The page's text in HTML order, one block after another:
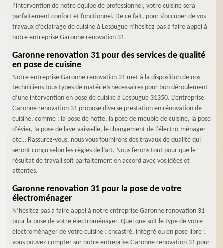
l’intervention de notre équipe de professionnel, votre cuisine sera
parfaitement confort et fonctionnel. De ce fait, pour s’occuper de vos
travaux d’éclairage de cuisine à Lespugue n’hésitez pas à faire appel à
notre entreprise Garonne renovation 31.
Garonne renovation 31 pour des services de qualité
en pose de cuisine
Notre entreprise Garonne renovation 31 met à la disposition de nos
techniciens tous types de matériels nécessaires pour bon déroulement
d’une intervention en pose de cuisine à Lespugue 31350. L’entreprise
Garonne renovation 31 propose diverse prestation en rénovation de
cuisine, comme : la pose de hotte, la pose de meuble de cuisine, la pose
d’évier, la pose de lave-vaisselle, le changement de l’électro-ménager
etc… Rassurez-vous, nous vous fournirons des travaux de qualité qui
seront conçu selon les règles de l’art. Nous ferons tout pour que le
résultat de travail soit parfaitement en accord avec vos idées et
attentes.
Garonne renovation 31 pour la pose de votre
électroménager
N’hésitez pas à faire appel à notre entreprise Garonne renovation 31
pour la pose de votre électroménager. Quel que soit le type de votre
électroménager de votre cuisine : encastré, intégré ou en pose libre ;
vous pouvez compter sur notre entreprise Garonne renovation 31 pour